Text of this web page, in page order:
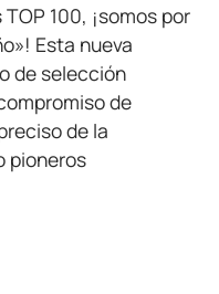
100, ¡somos por
Esta nueva
de selección
de
de la
pioneros